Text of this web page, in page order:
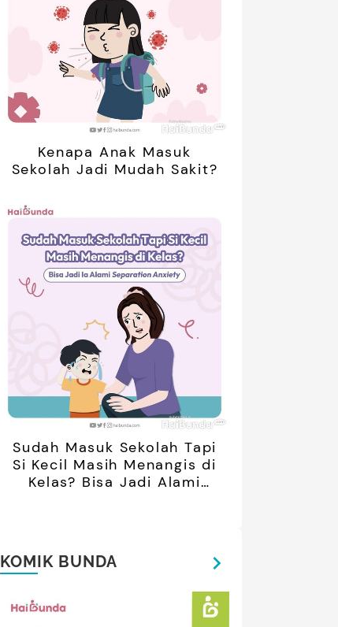
Kenapa Anak Masuk
Sekolah Jadi Mudah Sakit?
Sudah Masuk Sekolah Tapi
Si Kecil Masih Menangis di
Kelas? Bisa Jadi Alami
KOMIK BUNDA